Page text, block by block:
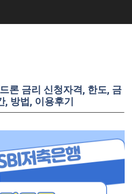
론 금리 신청자격, 한도, 금
, 방법, 이용후기